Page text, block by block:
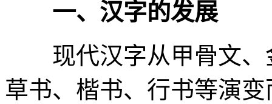
一、汉字的发展
现代汉字从甲骨文、
草书、楷书、行书等演